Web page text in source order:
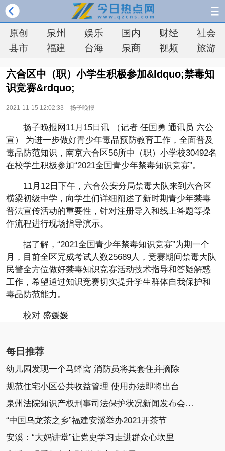
原创 泉州 娱乐 国内 财经
社会
县市
福建 台海 泉商 视频 旅游
六合区中（职）小学生积极参加&ldquo;禁毒知
识竞赛&rdquo;
2021-11-15 12:02:33 扬子晚报
扬子晚报网11月15日讯 （记者 任国勇 通讯员 六公
宣） 为进一步做好青少年毒品预防教育工作，全面普及
毒品防范知识，南京六合区56所中（职）小学校30492名
在校学生积极参加“2021全国青少年禁毒知识竞赛”。
11月12日下午，六合公安分局禁毒大队来到六合区
横梁初级中学，向学生们详细阐述了新时期青少年禁毒
普法宣传活动的重要性，针对注册导入和线上答题等操
作流程进行现场指导演示。
据了解，“2021全国青少年禁毒知识竞赛”为期一个
月，目前全区完成考试人数25689人，竞赛期间禁毒大队
民警全方位做好禁毒知识竞赛活动技术指导和答疑解惑
工作，希望通过知识竞赛切实提升学生群体自我保护和
毒品防范能力。
校对 盛媛媛
每日推荐
幼儿园发现一个马蜂窝 消防员将其套住并摘除
规范住宅小区公共收益管理 使用办法即将出台
泉州法院知识产权刑事司法保护状况新闻发布会召开
“中国乌龙茶之乡”福建安溪举办2021开茶节
安溪：“大妈讲堂”让党史学习走进群众心坎里